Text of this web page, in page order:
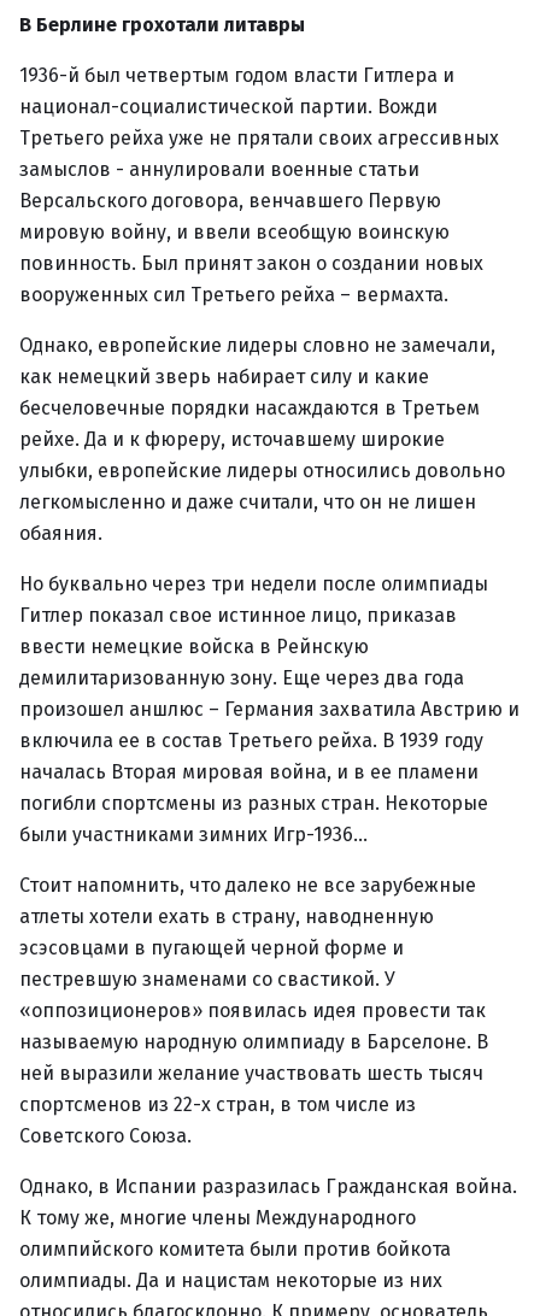
В Берлине грохотали литавры
1936-й был четвертым годом власти Гитлера и
национал-социалистической партии. Вожди
Третьего рейха уже не прятали своих агрессивных
замыслов - аннулировали военные статьи
Версальского договора, венчавшего Первую
мировую войну, и ввели всеобщую воинскую
повинность. Был принят закон о создании новых
вооруженных сил Третьего рейха – вермахта.
Однако, европейские лидеры словно не замечали,
как немецкий зверь набирает силу и какие
бесчеловечные порядки насаждаются в Третьем
рейхе. Да и к фюреру, источавшему широкие
улыбки, европейские лидеры относились довольно
легкомысленно и даже считали, что он не лишен
обаяния.
Но буквально через три недели после олимпиады
Гитлер показал свое истинное лицо, приказав
ввести немецкие войска в Рейнскую
демилитаризованную зону. Еще через два года
произошел аншлюс – Германия захватила Австрию и
включила ее в состав Третьего рейха. В 1939 году
началась Вторая мировая война, и в ее пламени
погибли спортсмены из разных стран. Некоторые
были участниками зимних Игр-1936…
Стоит напомнить, что далеко не все зарубежные
атлеты хотели ехать в страну, наводненную
эсэсовцами в пугающей черной форме и
пестревшую знаменами со свастикой. У
«оппозиционеров» появилась идея провести так
называемую народную олимпиаду в Барселоне. В
ней выразили желание участвовать шесть тысяч
спортсменов из 22-х стран, в том числе из
Советского Союза.
Однако, в Испании разразилась Гражданская война.
К тому же, многие члены Международного
олимпийского комитета были против бойкота
олимпиады. Да и нацистам некоторые из них